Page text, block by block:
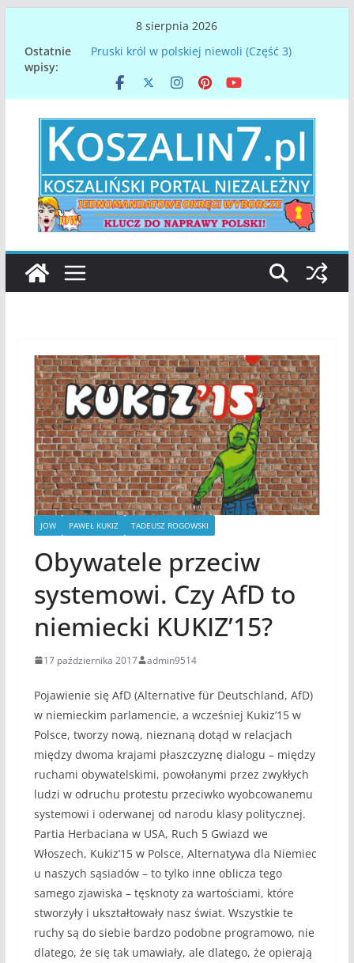
treści
8 sierpnia 2026
Ostatnie
wpisy:
Pruski król w polskiej niewoli (Część 3)
Koszalina na Pomorzu
Denar spod Koszalina – najstarsza polska
moneta
Gdy orły nasze lotem błyskawicy, spadną u
dawnej Chrobrego granicy…
Zmarł Mirosław Mikietyński, prezydent
Koszalina
JOW PAWEŁ KUKIZ TADEUSZ ROGOWSKI
Obywatele przeciw
systemowi. Czy AfD to
niemiecki KUKIZ’15?
17 października 2017 admin9514
Pojawienie się AfD (Alternative für Deutschland, AfD)
w niemieckim parlamencie, a wcześniej Kukiz’15 w
Polsce, tworzy nową, nieznaną dotąd w relacjach
między dwoma krajami płaszczyznę dialogu – między
ruchami obywatelskimi, powołanymi przez zwykłych
ludzi w odruchu protestu przeciwko wyobcowanemu
systemowi i oderwanej od narodu klasy politycznej.
Partia Herbaciana w USA, Ruch 5 Gwiazd we
Włoszech, Kukiz’15 w Polsce, Alternatywa dla Niemiec
u naszych sąsiadów – to tylko inne oblicza tego
samego zjawiska – tęsknoty za wartościami, które
stworzyły i ukształtowały nasz świat. Wszystkie te
ruchy są do siebie bardzo podobne programowo, nie
dlatego, że się tak umawiały, ale dlatego, że opierają